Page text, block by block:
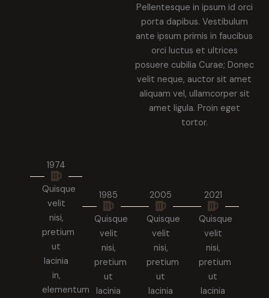
Pellentesque in ipsum id orci
porta dapibus. Vestibulum
ante ipsum primis in faucibus
orci luctus et ultrices
posuere cubilia Curae; Donec
velit neque, auctor sit amet
aliquam vel, ullamcorper sit
amet ligula. Proin eget
tortor.
1974
Quisque
velit
nisi,
pretium
ut
lacinia
in,
elementum
1985
Quisque
velit
nisi,
pretium
ut
lacinia
2005
Quisque
velit
nisi,
pretium
ut
lacinia
2021
Quisque
velit
nisi,
pretium
ut
lacinia